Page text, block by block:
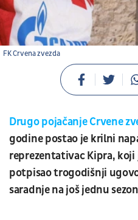
FK Crvena zvezda
Drugo pojačanje Crvene
godine postao je krilni
reprezentativac Kipra,
potpisao trogodišnji
saradnje na još jednu